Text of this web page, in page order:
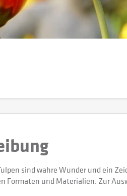
sind wahre Wunder und ein
Formaten und Materialien. Zur